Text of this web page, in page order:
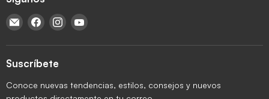
Encuéntrenos en Correo electrónico
Encuéntrenos en Facebook
Encuéntrenos en Instagram
Suscríbete
Conoce nuevas tendencias, estilos, consejos y nuevos